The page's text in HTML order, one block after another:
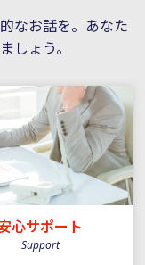
なお話を。あなた
しょう。
心サポート
Support